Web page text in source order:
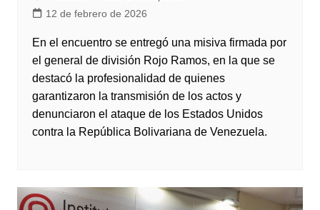
12 de febrero de 2026
En el encuentro se entregó una misiva firmada por
el general de división Rojo Ramos, en la que se
destacó la profesionalidad de quienes
garantizaron la transmisión de los actos y
denunciaron el ataque de los Estados Unidos
contra la República Bolivariana de Venezuela.